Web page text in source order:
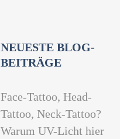
NEUESTE BLOG-
BEITRÄGE
Face-Tattoo, Head-
Tattoo, Neck-Tattoo?
Warum UV-Licht hier